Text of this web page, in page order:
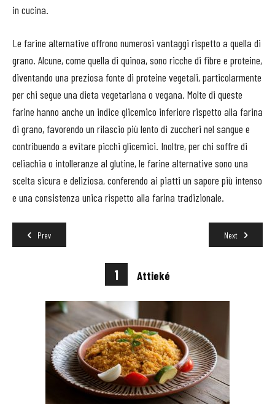
in cucina.
Le farine alternative offrono numerosi vantaggi rispetto a quella di
grano. Alcune, come quella di quinoa, sono ricche di fibre e proteine,
diventando una preziosa fonte di proteine vegetali, particolarmente
per chi segue una dieta vegetariana o vegana. Molte di queste
farine hanno anche un indice glicemico inferiore rispetto alla farina
di grano, favorendo un rilascio più lento di zuccheri nel sangue e
contribuendo a evitare picchi glicemici. Inoltre, per chi soffre di
celiachia o intolleranze al glutine, le farine alternative sono una
scelta sicura e deliziosa, conferendo ai piatti un sapore più intenso
e una consistenza unica rispetto alla farina tradizionale.
Prev Next
1 Attieké